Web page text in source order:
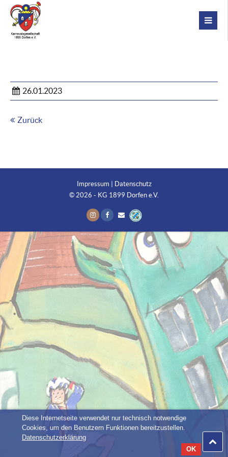
26.01.2023
Zurück
Impressum
Datenschutz
© 2026 - KG 1899 Dorfen e.V.
Diese Internetseite verwendet nur technisch notwendige
Cookies, um den Benutzern Funktionen bereitzustellen.
Datenschutzerklärung
OK